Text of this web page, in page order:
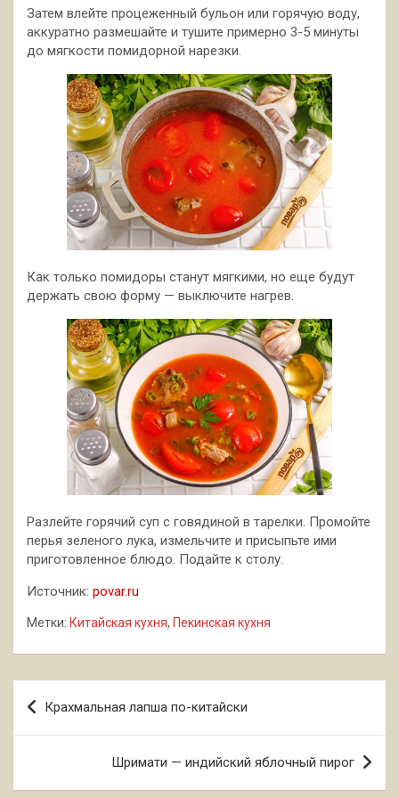
Затем влейте процеженный бульон или горячую воду,
аккуратно размешайте и тушите примерно 3-5 минуты
до мягкости помидорной нарезки.
Как только помидоры станут мягкими, но еще будут
держать свою форму — выключите нагрев.
Разлейте горячий суп с говядиной в тарелки. Промойте
перья зеленого лука, измельчите и присыпьте ими
приготовленное блюдо. Подайте к столу.
Источник: povar.ru
Метки: Китайская кухня, Пекинская кухня
Навигация
по
Крахмальная лапша по-китайски
Шримати — индийский яблочный пирог